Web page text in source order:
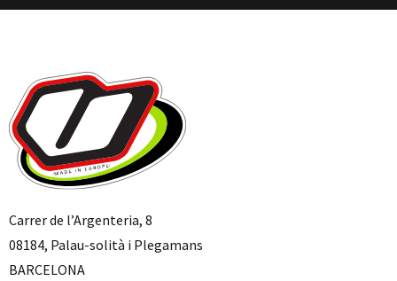
Carrer de l’Argenteria, 8
08184, Palau-solità i Plegamans
BARCELONA